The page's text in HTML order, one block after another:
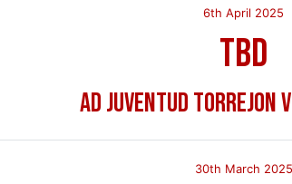
6th April 2025
TBD
AD Juventud Torrejon
30th March 2025